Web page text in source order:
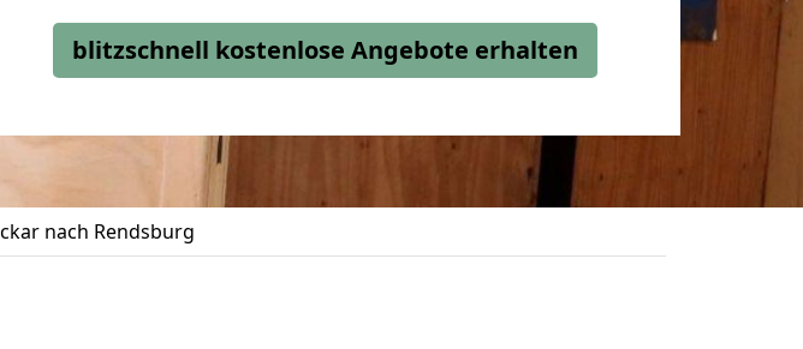
blitzschnell kostenlose Angebote erhalten
nach Rendsburg